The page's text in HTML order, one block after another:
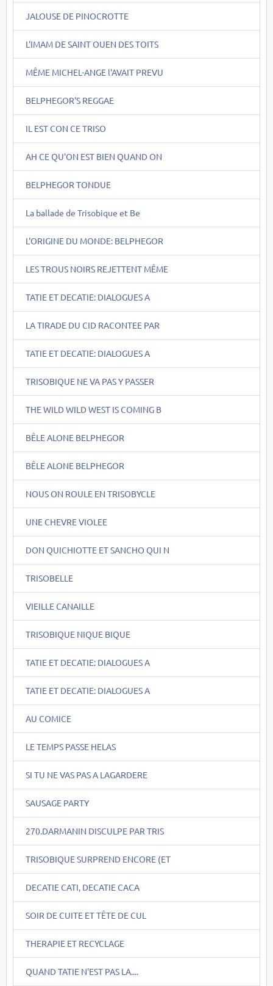
JALOUSE DE PINOCROTTE
L'IMAM DE SAINT OUEN DES TOITS
MÊME MICHEL-ANGE l'AVAIT PREVU
BELPHEGOR'S REGGAE
IL EST CON CE TRISO
AH CE QU'ON EST BIEN QUAND ON
BELPHEGOR TONDUE
La ballade de Trisobique et Be
L'ORIGINE DU MONDE: BELPHEGOR
LES TROUS NOIRS REJETTENT MÊME
TATIE ET DECATIE: DIALOGUES A
LA TIRADE DU CID RACONTEE PAR
TATIE ET DECATIE: DIALOGUES A
TRISOBIQUE NE VA PAS Y PASSER
THE WILD WILD WEST IS COMING B
BÊLE ALONE BELPHEGOR
BÊLE ALONE BELPHEGOR
NOUS ON ROULE EN TRISOBYCLE
UNE CHEVRE VIOLEE
DON QUICHIOTTE ET SANCHO QUI N
TRISOBELLE
VIEILLE CANAILLE
TRISOBIQUE NIQUE BIQUE
TATIE ET DECATIE: DIALOGUES A
TATIE ET DECATIE: DIALOGUES A
AU COMICE
LE TEMPS PASSE HELAS
SI TU NE VAS PAS A LAGARDERE
SAUSAGE PARTY
270.DARMANIN DISCULPE PAR TRIS
TRISOBIQUE SURPREND ENCORE (ET
DECATIE CATI, DECATIE CACA
SOIR DE CUITE ET TÊTE DE CUL
THERAPIE ET RECYCLAGE
QUAND TATIE N'EST PAS LA....